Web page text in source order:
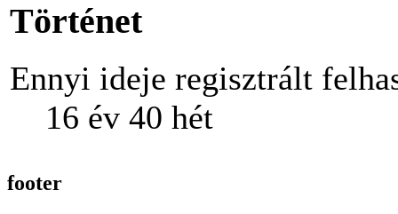
Történet
Ennyi ideje regisztrált
16 év 40 hét
footer